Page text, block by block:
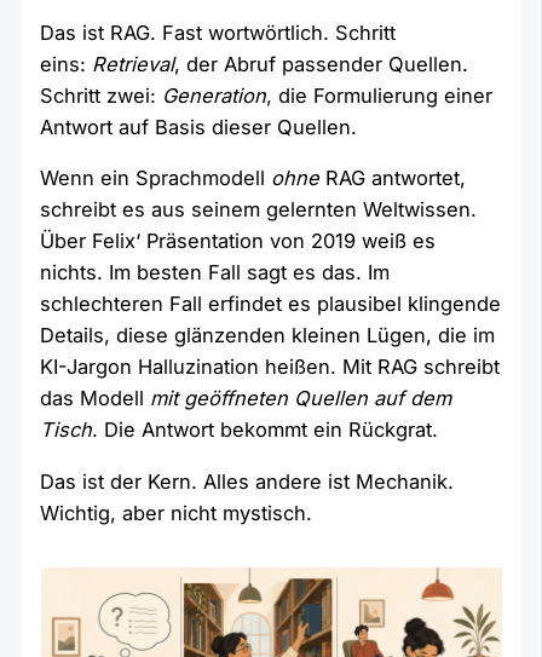
Das ist RAG. Fast wortwörtlich. Schritt
eins: Retrieval, der Abruf passender Quellen.
Schritt zwei: Generation, die Formulierung einer
Antwort auf Basis dieser Quellen.
Wenn ein Sprachmodell ohne RAG antwortet,
schreibt es aus seinem gelernten Weltwissen.
Über Felix‘ Präsentation von 2019 weiß es
nichts. Im besten Fall sagt es das. Im
schlechteren Fall erfindet es plausibel klingende
Details, diese glänzenden kleinen Lügen, die im
KI-Jargon Halluzination heißen. Mit RAG schreibt
das Modell mit geöffneten Quellen auf dem
Tisch. Die Antwort bekommt ein Rückgrat.
Das ist der Kern. Alles andere ist Mechanik.
Wichtig, aber nicht mystisch.